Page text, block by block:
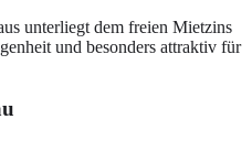
unterliegt dem freien Mietzins
und besonders attraktiv für